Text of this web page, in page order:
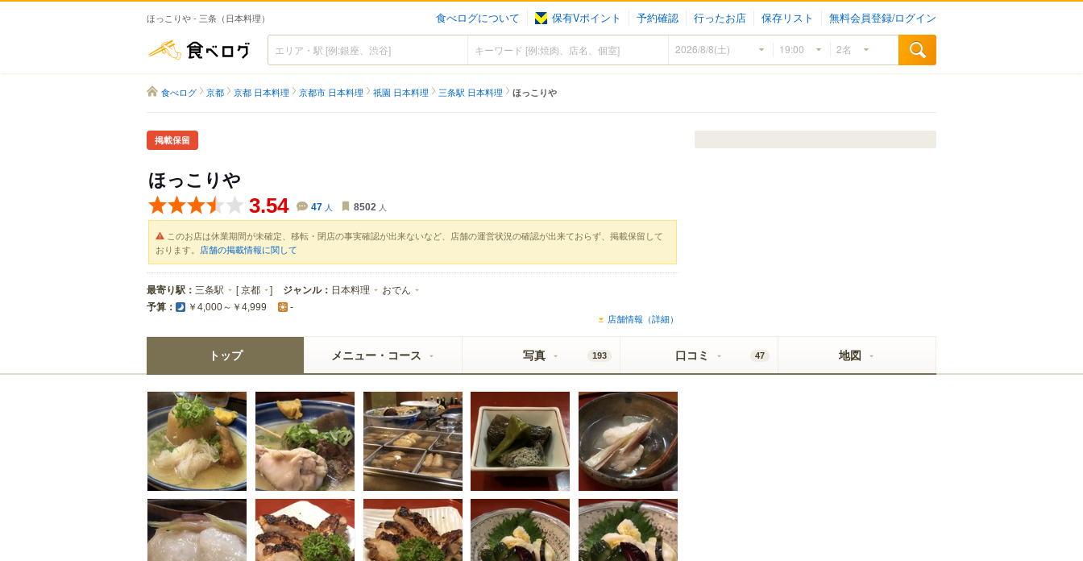
ほっこりや - 三条（日本料理） 食べログについて 保有Vポイント 予約確認 行ったお店 保存リスト 無料会員登録/ログイン
食べログ
食べログ 京都 京都 日本料理 京都市 日本料理 祇園 日本料理 三条駅 日本料理 ほっこりや
掲載保留
ほっこりや
3.54 47 人 8502 人
このお店は休業期間が未確定、移転・閉店の事実確認が出来ないなど、店舗の運営状況の確認が出来ておらず、掲載保留して
おります。 店舗の掲載情報に関して
最寄り駅： 三条駅 [京都 ] ジャンル： 日本料理 おでん
予算： ￥4,000～￥4,999 -
店舗情報（詳細）
トップ メニュー・コース 写真 193 口コミ 47 地図